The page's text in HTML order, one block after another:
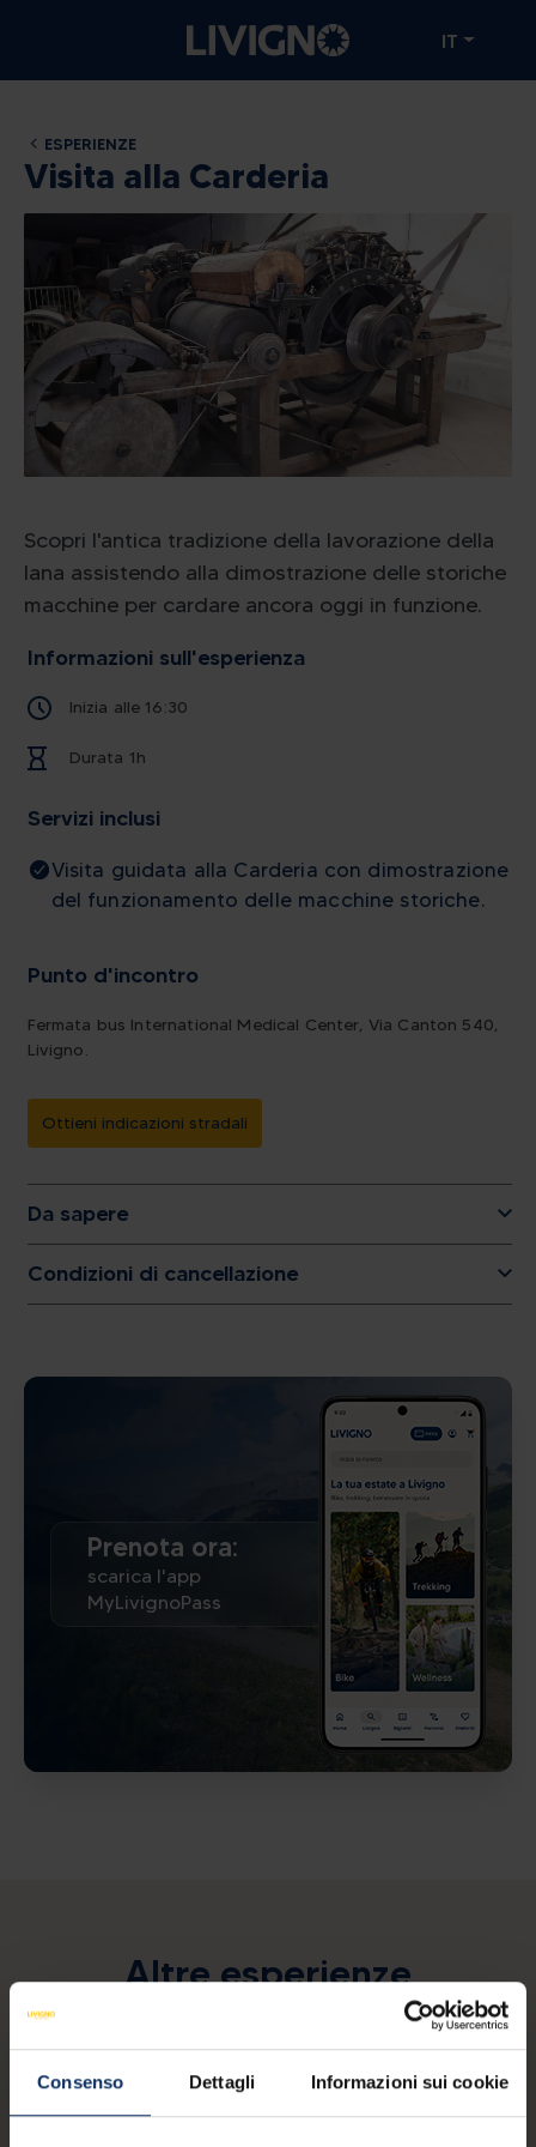
Consenso Dettagli Informazioni sui cookie
IT
ESPERIENZE
Visita alla Carderia
Scopri l'antica tradizione della lavorazione della
lana assistendo alla dimostrazione delle storiche
macchine per cardare ancora oggi in funzione.
Informazioni sull'esperienza
Inizia alle 16:30
Durata 1h
Servizi inclusi
Visita guidata alla Carderia con dimostrazione
del funzionamento delle macchine storiche.
Punto d'incontro
Fermata bus International Medical Center, Via Canton 540,
Livigno.
Ottieni indicazioni stradali
Da sapere
Condizioni di cancellazione
Prenota ora:
scarica l'app
MyLivignoPass
Altre esperienze